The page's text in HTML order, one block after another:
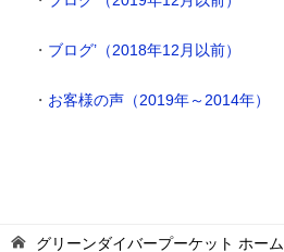
・ ブログ’（2018年12月以前）
・ お客様の声（2019年～2014年）
グリーンダイバープーケット ホーム